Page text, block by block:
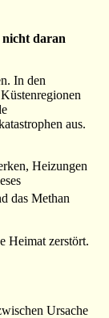
nicht daran
In den
aus.
Heizungen
das Methan
Heimat zerstört.
Ursache